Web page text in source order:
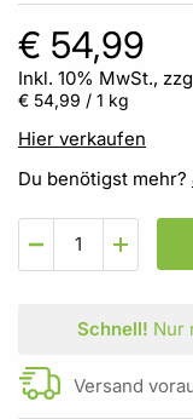
€ 54,99
Inkl. 10% MwSt.,
€ 54,99 / 1 kg
Hier verkaufen
Du benötigst mehr?
Schnell! Nur
Versand